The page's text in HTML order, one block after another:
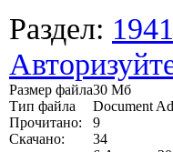
Раздел: 1941
Размер файла30 Мб
Тип файла
Document
Прочитано:
9
Скачано:
34